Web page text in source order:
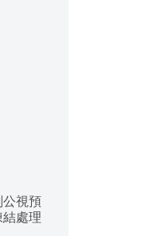
視預
處理